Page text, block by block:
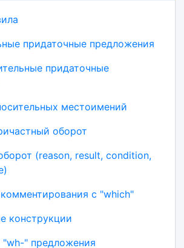
придаточные предложения
придаточные
местоимений
оборот
(reason, result, condition,
с "which"
конструкции
" предложения